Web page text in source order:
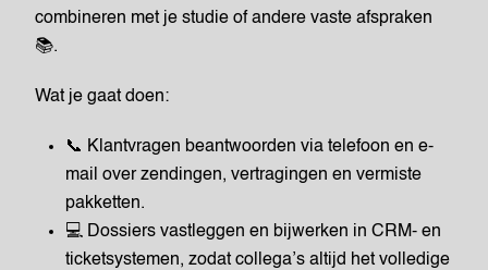
combineren met je studie of andere vaste afspraken
📚.
Wat je gaat doen:
📞 Klantvragen beantwoorden via telefoon en e-
mail over zendingen, vertragingen en vermiste
pakketten.
💻 Dossiers vastleggen en bijwerken in CRM- en
ticketsystemen, zodat collega’s altijd het volledige